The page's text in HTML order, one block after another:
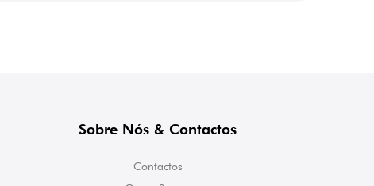
Sobre Nós & Contactos
Contactos